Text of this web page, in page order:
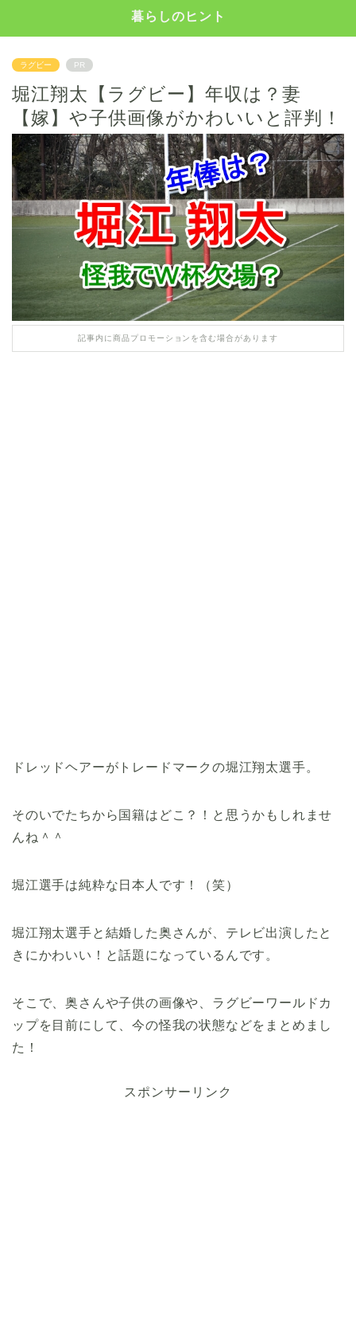
暮らしのヒント
ラグビー PR
堀江翔太【ラグビー】年収は？妻
【嫁】や子供画像がかわいいと評判！
記事内に商品プロモーションを含む場合があります
ドレッドヘアーがトレードマークの堀江翔太選手。
そのいでたちから国籍はどこ？！と思うかもしれませ
んね＾＾
堀江選手は純粋な日本人です！（笑）
堀江翔太選手と結婚した奥さんが、テレビ出演したと
きにかわいい！と話題になっているんです。
そこで、奥さんや子供の画像や、ラグビー ワールドカ
ップを目前にして、今の怪我の状態などをまとめまし
た！
スポンサーリンク